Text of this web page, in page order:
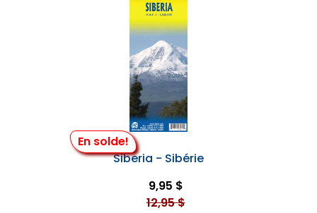
En solde!
Siberia - Sibérie
9,95 $
12,95 $